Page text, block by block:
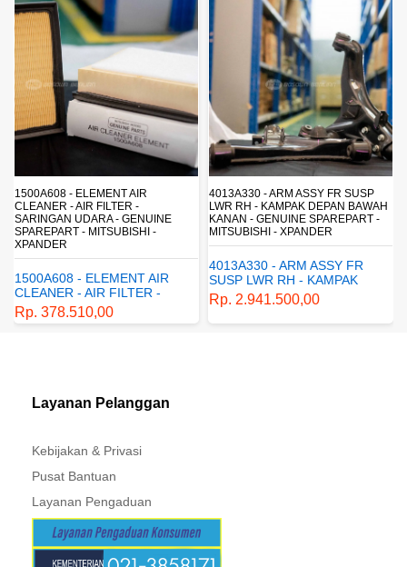
4013A330 - ARM ASSY FR SUSP
LWR RH - KAMPAK DEPAN BAWAH
KANAN - GENUINE SPAREPART -
MITSUBISHI - XPANDER
SUSP LWR RH - KAMPAK
DEPAN BAWAH KANAN -
GENUINE SPAREPART -
MITSUBISHI - XPANDER
Rp. 2.941.500,00
4162A413 - SHOCK ABSORBER RR
SUSP - SUSPENSI BELAKANG -
SHOCKBREAKER BELAKANG -
GENUINE SPAREPART -
MITSUBISHI - XPANDER
4162A413 - SHOCK
ABSORBER RR SUSP -
SUSPENSI BELAKANG -
SHOCKBREAKER BELAKANG
Rp. 1.198.800,00
Layanan Pelanggan
Kebijakan & Privasi
Pusat Bantuan
Layanan Pengaduan